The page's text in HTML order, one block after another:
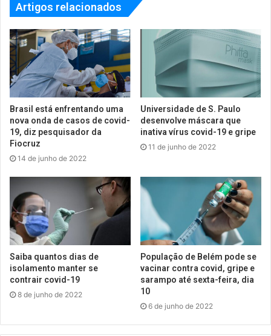
Artigos relacionados
Brasil está enfrentando uma
nova onda de casos de covid-
19, diz pesquisador da
Fiocruz
14 de junho de 2022
Universidade de S. Paulo
desenvolve máscara que
inativa vírus covid-19 e gripe
11 de junho de 2022
Saiba quantos dias de
isolamento manter se
contrair covid-19
8 de junho de 2022
População de Belém pode se
vacinar contra covid, gripe e
sarampo até sexta-feira, dia
10
6 de junho de 2022